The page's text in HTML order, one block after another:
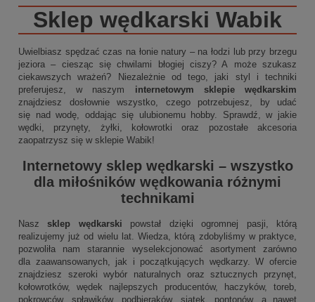
Sklep wędkarski Wabik
Uwielbiasz spędzać czas na łonie natury – na łodzi lub przy brzegu
jeziora – ciesząc się chwilami błogiej ciszy? A może szukasz
ciekawszych wrażeń? Niezależnie od tego, jaki styl i techniki
preferujesz, w naszym internetowym sklepie wędkarskim
znajdziesz dosłownie wszystko, czego potrzebujesz, by udać
się nad wodę, oddając się ulubionemu hobby. Sprawdź, w jakie
wędki, przynęty, żyłki, kołowrotki oraz pozostałe akcesoria
zaopatrzysz się w sklepie Wabik!
Internetowy sklep wędkarski – wszystko
dla miłośników wędkowania różnymi
technikami
Naszsklep wędkarski powstał dzięki ogromnej pasji, którą
realizujemy już od wielu lat. Wiedza, którą zdobyliśmy w praktyce,
pozwoliła nam starannie wyselekcjonować asortyment zarówno
dla zaawansowanych, jak i początkujących wędkarzy. W ofercie
znajdziesz szeroki wybór naturalnych oraz sztucznych przynęt,
kołowrotków, wędek najlepszych producentów, haczyków, toreb,
pokrowców, spławików, podbieraków, siatek, pontonów, a nawet